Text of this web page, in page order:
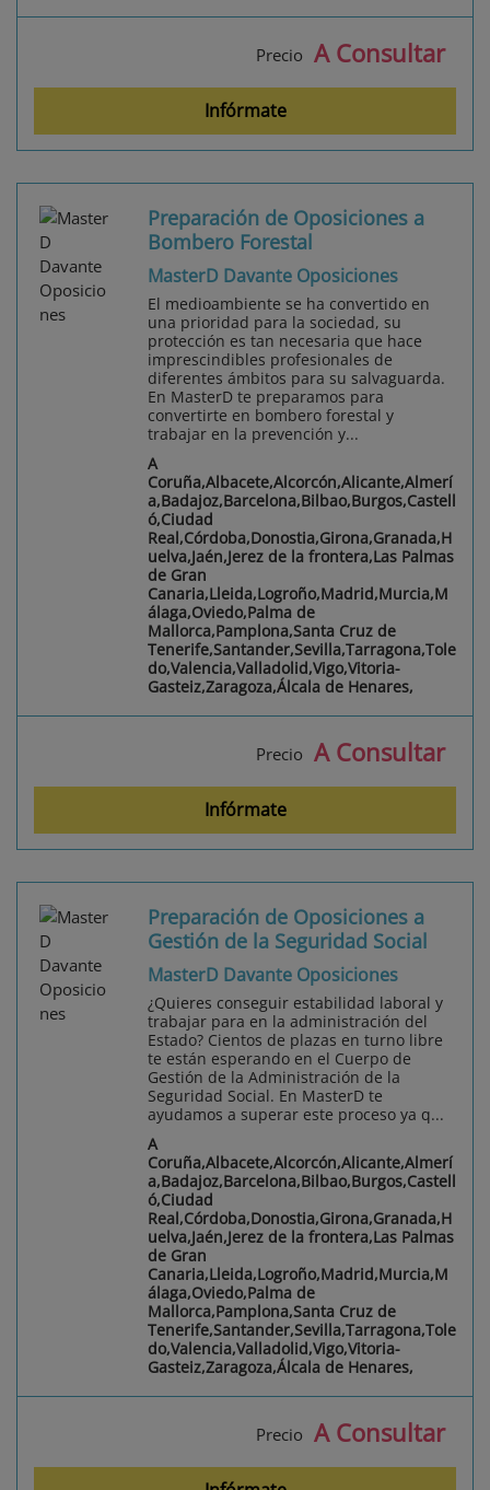
Precio A Consultar
Infórmate
Preparación de Oposiciones a
Bombero Forestal
MasterD Davante Oposiciones
El medioambiente se ha convertido en
una prioridad para la sociedad, su
protección es tan necesaria que hace
imprescindibles profesionales de
diferentes ámbitos para su salvaguarda.
En MasterD te preparamos para
convertirte en bombero forestal y
trabajar en la prevención y...
A
Coruña,Albacete,Alcorcón,Alicante,Almerí
a,Badajoz,Barcelona,Bilbao,Burgos,Castell
ó,Ciudad
Real,Córdoba,Donostia,Girona,Granada,H
uelva,Jaén,Jerez de la frontera,Las Palmas
de Gran
Canaria,Lleida,Logroño,Madrid,Murcia,M
álaga,Oviedo,Palma de
Mallorca,Pamplona,Santa Cruz de
Tenerife,Santander,Sevilla,Tarragona,Tole
do,Valencia,Valladolid,Vigo,Vitoria-
Gasteiz,Zaragoza,Álcala de Henares,
Precio A Consultar
Infórmate
Preparación de Oposiciones a
Gestión de la Seguridad Social
MasterD Davante Oposiciones
¿Quieres conseguir estabilidad laboral y
trabajar para en la administración del
Estado? Cientos de plazas en turno libre
te están esperando en el Cuerpo de
Gestión de la Administración de la
Seguridad Social. En MasterD te
ayudamos a superar este proceso ya q...
A
Coruña,Albacete,Alcorcón,Alicante,Almerí
a,Badajoz,Barcelona,Bilbao,Burgos,Castell
ó,Ciudad
Real,Córdoba,Donostia,Girona,Granada,H
uelva,Jaén,Jerez de la frontera,Las Palmas
de Gran
Canaria,Lleida,Logroño,Madrid,Murcia,M
álaga,Oviedo,Palma de
Mallorca,Pamplona,Santa Cruz de
Tenerife,Santander,Sevilla,Tarragona,Tole
do,Valencia,Valladolid,Vigo,Vitoria-
Gasteiz,Zaragoza,Álcala de Henares,
Precio A Consultar